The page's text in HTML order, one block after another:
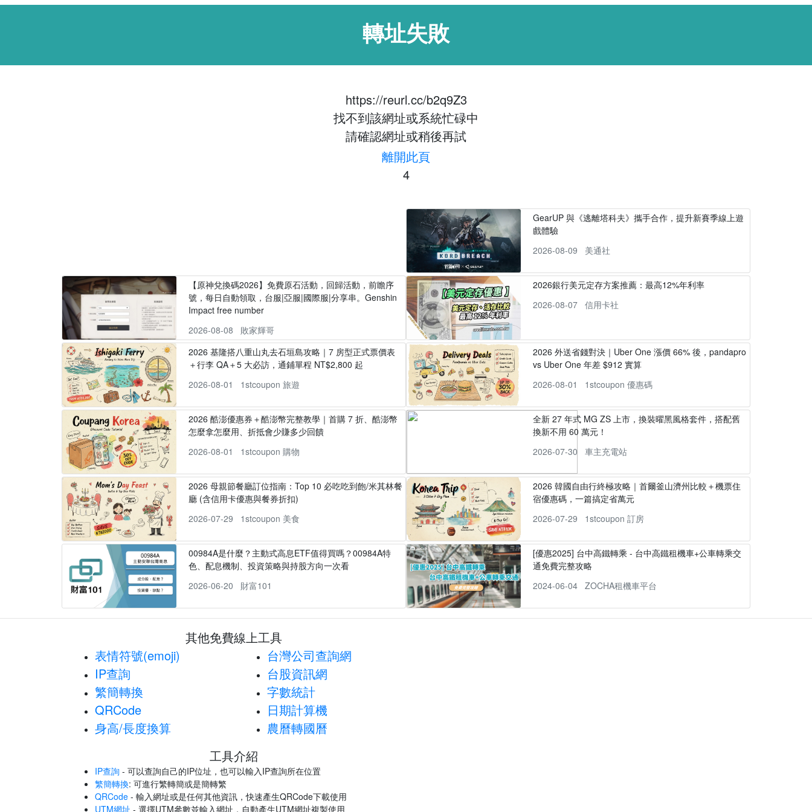
轉址失敗
https://reurl.cc/b2q9Z3
找不到該網址或系統忙碌中
請確認網址或稍後再試
離開此頁
4
GearUP 與《逃離塔科夫》攜手合作，提升新賽季線上遊
戲體驗
2026-08-09
美通社
【原神兌換碼2026】免費原石活動，回歸活動，前瞻序
號，每日自動領取，台服|亞服|國際服|分享串。Genshin
Impact free number
2026-08-08
敗家輝哥
2026銀行美元定存方案推薦：最高12%年利率
2026-08-07
信用卡社
2026 基隆搭八重山丸去石垣島攻略｜7 房型正式票價表
＋行李 QA＋5 大必訪，通鋪單程 NT$2,800 起
2026-08-01
1stcoupon 旅遊
2026 外送省錢對決｜Uber One 漲價 66% 後，pandapro
vs Uber One 年差 $912 實算
2026-08-01
1stcoupon 優惠碼
2026 酷澎優惠券＋酷澎幣完整教學｜首購 7 折、酷澎幣
怎麼拿怎麼用、折抵會少賺多少回饋
2026-08-01
1stcoupon 購物
全新 27 年式 MG ZS 上市，換裝曜黑風格套件，搭配舊
換新不用 60 萬元！
2026-07-30
車主充電站
2026 母親節餐廳訂位指南：Top 10 必吃吃到飽/米其林餐
廳 (含信用卡優惠與餐券折扣)
2026-07-29
1stcoupon 美食
2026 韓國自由行終極攻略｜首爾釜山濟州比較＋機票住
宿優惠碼，一篇搞定省萬元
2026-07-29
1stcoupon 訂房
00984A是什麼？主動式高息ETF值得買嗎？00984A特
色、配息機制、投資策略與持股方向一次看
2026-06-20
財富101
[優惠2025] 台中高鐵轉乘 - 台中高鐵租機車+公車轉乘交
通免費完整攻略
2024-06-04
ZOCHA租機車平台
其他免費線上工具
表情符號(emoji)
IP查詢
繁簡轉換
QRCode
身高/長度換算
台灣公司查詢網
台股資訊網
字數統計
日期計算機
農曆轉國曆
工具介紹
IP查詢 - 可以查詢自己的IP位址，也可以輸入IP查詢所在位置
繁簡轉換: 可進行繁轉簡或是簡轉繁
QRCode - 輸入網址或是任何其他資訊，快速產生QRCode下載使用
UTM網址 - 選擇UTM參數並輸入網址，自動產生UTM網址複製使用